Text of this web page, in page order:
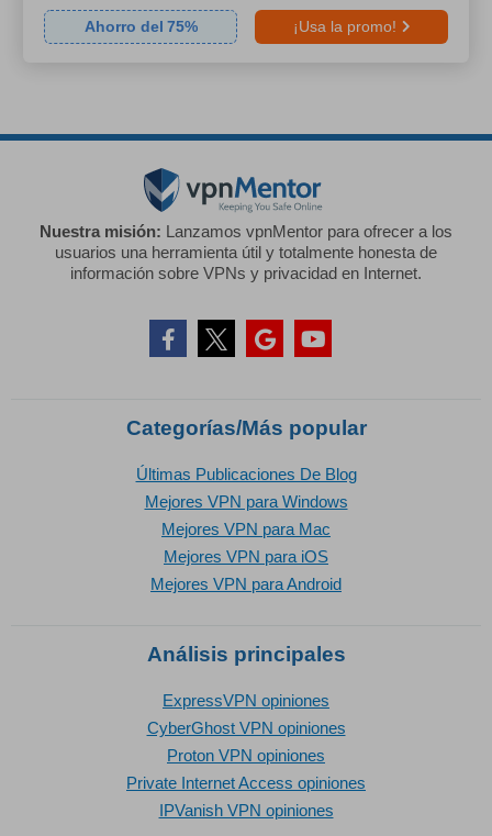
Ahorro del 75% ¡Usa la promo!
Nuestra misión: Lanzamos vpnMentor para ofrecer a los
usuarios una herramienta útil y totalmente honesta de
información sobre VPNs y privacidad en Internet.
Categorías/Más popular
Últimas Publicaciones De Blog
Mejores VPN para Windows
Mejores VPN para Mac
Mejores VPN para iOS
Mejores VPN para Android
Análisis principales
ExpressVPN opiniones
CyberGhost VPN opiniones
Proton VPN opiniones
Private Internet Access opiniones
IPVanish VPN opiniones